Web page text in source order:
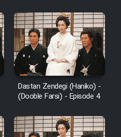
Dastan Zendegi (Haniko) -
(Dooble Farsi) - Episode 4